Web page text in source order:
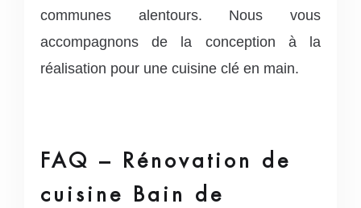
communes alentours. Nous vous
accompagnons de la conception à la
réalisation pour une cuisine clé en main.
FAQ – Rénovation de
cuisine Bain de